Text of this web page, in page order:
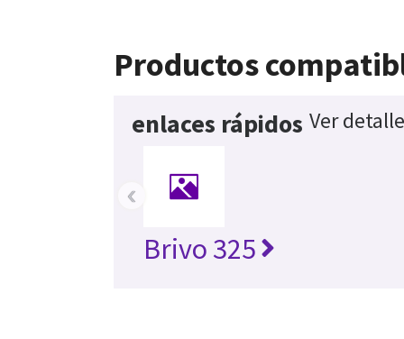
Productos
enlaces rápidos Ver
Brivo 325
‹